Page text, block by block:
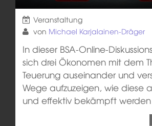
Veranstaltung
von Michael Karjalainen-Dräger
In dieser BSA-Online-
sich drei Ökonomen mit dem
Teuerung auseinander und
Wege aufzuzeigen, wie diese
und effektiv bekämpft werden